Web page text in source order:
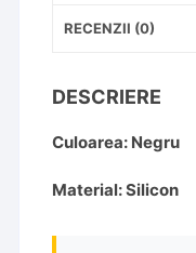
RECENZII (0)
DESCRIERE
Culoarea: Negru
Material: Silicon